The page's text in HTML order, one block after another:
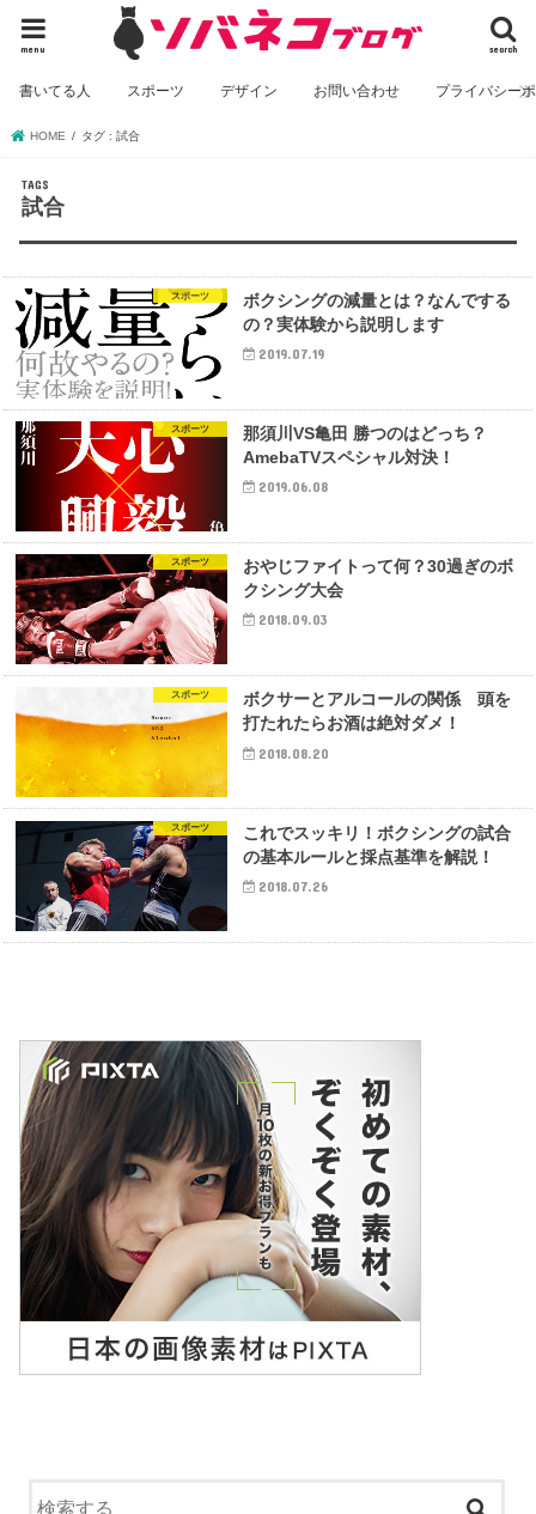
search
menu
書いてる人 スポーツ デザイン お問い合わせ プライバシー
HOME タグ : 試合
試合
スポーツ
ボクシングの減量とは？なんでする
の？実体験から説明します
2019.07.19
スポーツ
那須川VS亀田 勝つのはどっち？
AmebaTVスペシャル対決！
2019.06.08
スポーツ
おやじファイトって何？30過ぎのボ
クシング大会
2018.09.03
スポーツ
ボクサーとアルコールの関係 頭を
打たれたらお酒は絶対ダメ！
2018.08.20
スポーツ
これでスッキリ！ボクシングの試合
の基本ルールと採点基準を解説！
2018.07.26